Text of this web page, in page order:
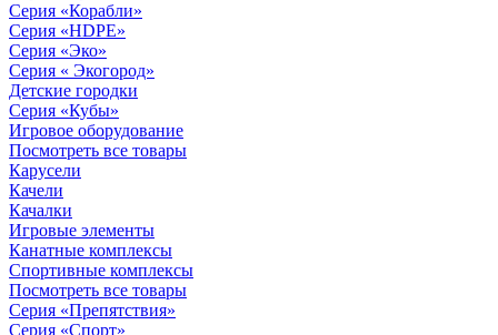
Серия «Корабли»
Серия «HDPE»
Серия «Эко»
Серия « Экогород»
Детские городки
Серия «Кубы»
Игровое оборудование
Посмотреть все товары
Карусели
Качели
Качалки
Игровые элементы
Канатные комплексы
Спортивные комплексы
Посмотреть все товары
Серия «Препятствия»
Серия «Спорт»